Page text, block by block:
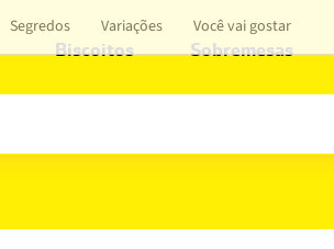
Biscoitos Sobremesas
Segredos Variações Você vai gostar